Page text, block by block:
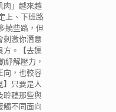
肉」越來越
上、下班路
繞些路，但
刺激你潛意
方。【去運
紓解壓力，
向，也較容
】只要是人
聆聽那些與
觸不同面向